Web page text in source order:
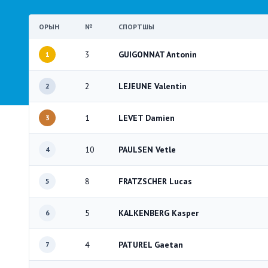
ОРЫН № СПОРТШЫ
1 3 GUIGONNAT Antonin
2 2 LEJEUNE Valentin
3 1 LEVET Damien
4 10 PAULSEN Vetle
5 8 FRATZSCHER Lucas
6 5 KALKENBERG Kasper
7 4 PATUREL Gaetan